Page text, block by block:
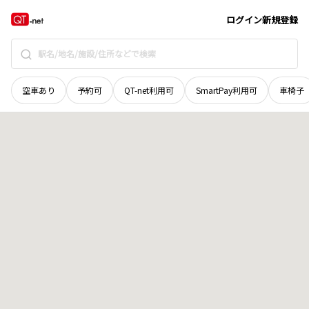
ログイン新規登録
空車あり 予約可 QT-net利用可 SmartPay利用可 車椅子
京都府